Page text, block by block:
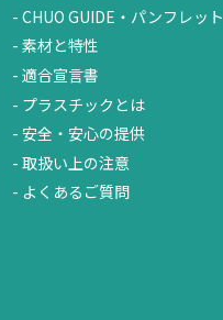
CHUO GUIDE・パンフレット
素材と特性
適合宣言書
プラスチックとは
安全・安心の提供
取扱い上の注意
よくあるご質問